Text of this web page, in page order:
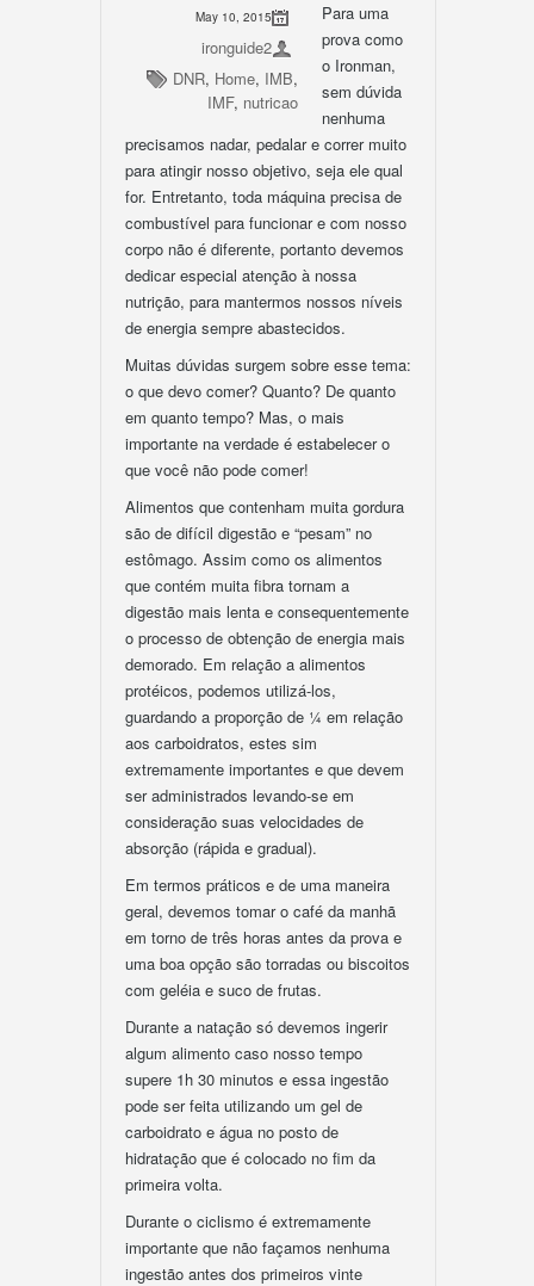
May 10, 2015
ironguide2
DNR, Home, IMB,
IMF, nutricao
Para uma
prova como
o Ironman,
sem dúvida
nenhuma
precisamos nadar, pedalar e correr muito
para atingir nosso objetivo, seja ele qual
for. Entretanto, toda máquina precisa de
combustível para funcionar e com nosso
corpo não é diferente, portanto devemos
dedicar especial atenção à nossa
nutrição, para mantermos nossos níveis
de energia sempre abastecidos.
Muitas dúvidas surgem sobre esse tema:
o que devo comer? Quanto? De quanto
em quanto tempo? Mas, o mais
importante na verdade é estabelecer o
que você não pode comer!
Alimentos que contenham muita gordura
são de difícil digestão e “pesam” no
estômago. Assim como os alimentos
que contém muita fibra tornam a
digestão mais lenta e consequentemente
o processo de obtenção de energia mais
demorado. Em relação a alimentos
protéicos, podemos utilizá-los,
guardando a proporção de ¼ em relação
aos carboidratos, estes sim
extremamente importantes e que devem
ser administrados levando-se em
consideração suas velocidades de
absorção (rápida e gradual).
Em termos práticos e de uma maneira
geral, devemos tomar o café da manhã
em torno de três horas antes da prova e
uma boa opção são torradas ou biscoitos
com geléia e suco de frutas.
Durante a natação só devemos ingerir
algum alimento caso nosso tempo
supere 1h 30 minutos e essa ingestão
pode ser feita utilizando um gel de
carboidrato e água no posto de
hidratação que é colocado no fim da
primeira volta.
Durante o ciclismo é extremamente
importante que não façamos nenhuma
ingestão antes dos primeiros vinte